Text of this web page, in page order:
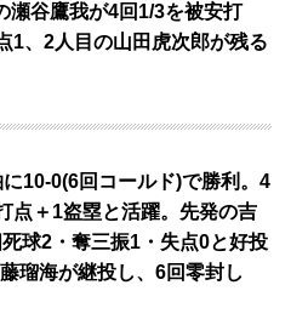
瀬谷鷹我が4回1/3を被安打
1、2人目の山田虎次郎が残る
10-0(6回コールド)で勝利。4
点＋1盗塁と活躍。先発の吉
球2・奪三振1・失点0と好投
瑠海が継投し、6回零封し